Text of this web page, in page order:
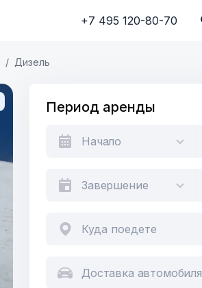
+7 495 120-80-70
Дизель
Период аренды
Куда поедете
Доставка автомобиля